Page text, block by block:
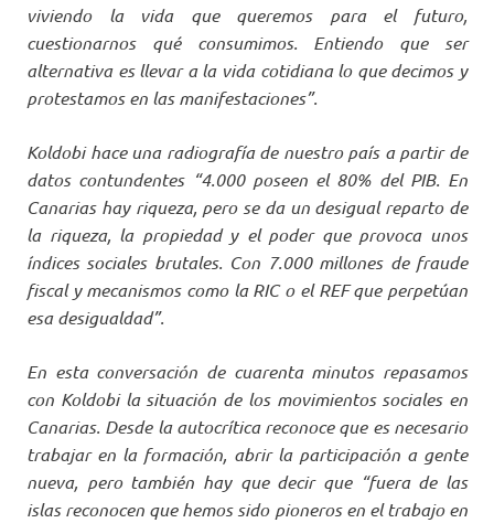
viviendo la vida que queremos para el futuro,
cuestionarnos qué consumimos. Entiendo que ser
alternativa es llevar a la vida cotidiana lo que decimos y
protestamos en las manifestaciones”.
Koldobi hace una radiografía de nuestro país a partir de
datos contundentes “4.000 poseen el 80% del PIB. En
Canarias hay riqueza, pero se da un desigual reparto de
la riqueza, la propiedad y el poder que provoca unos
índices sociales brutales. Con 7.000 millones de fraude
fiscal y mecanismos como la RIC o el REF que perpetúan
esa desigualdad”.
En esta conversación de cuarenta minutos repasamos
con Koldobi la situación de los movimientos sociales en
Canarias. Desde la autocrítica reconoce que es necesario
trabajar en la formación, abrir la participación a gente
nueva, pero también hay que decir que “fuera de las
islas reconocen que hemos sido pioneros en el trabajo en